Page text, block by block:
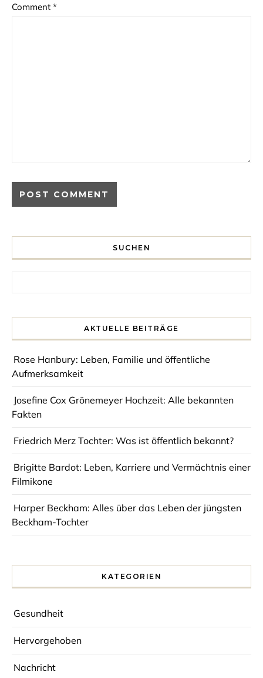
Comment *
SUCHEN
AKTUELLE BEITRÄGE
Rose Hanbury: Leben, Familie und öffentliche
Aufmerksamkeit
Josefine Cox Grönemeyer Hochzeit: Alle bekannten
Fakten
Friedrich Merz Tochter: Was ist öffentlich bekannt?
Brigitte Bardot: Leben, Karriere und Vermächtnis einer
Filmikone
Harper Beckham: Alles über das Leben der jüngsten
Beckham-Tochter
KATEGORIEN
Gesundheit
Hervorgehoben
Nachricht